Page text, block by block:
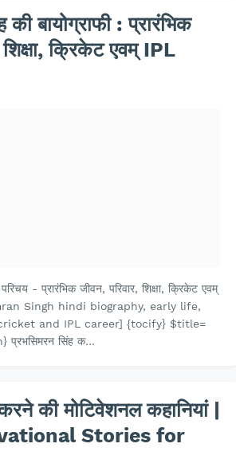
बायोग्राफी : प्रारंभिक
शिक्षा, क्रिकेट एवम् IPL
- प्रारंभिक जीवन, परिवार, शिक्षा, क्रिकेट एवम्
Singh hindi biography, early life,
and IPL career] {tocify} $title=
प्रभसिमरन सिंह क…
की मोटिवेशनल कहानियां |
Stories for